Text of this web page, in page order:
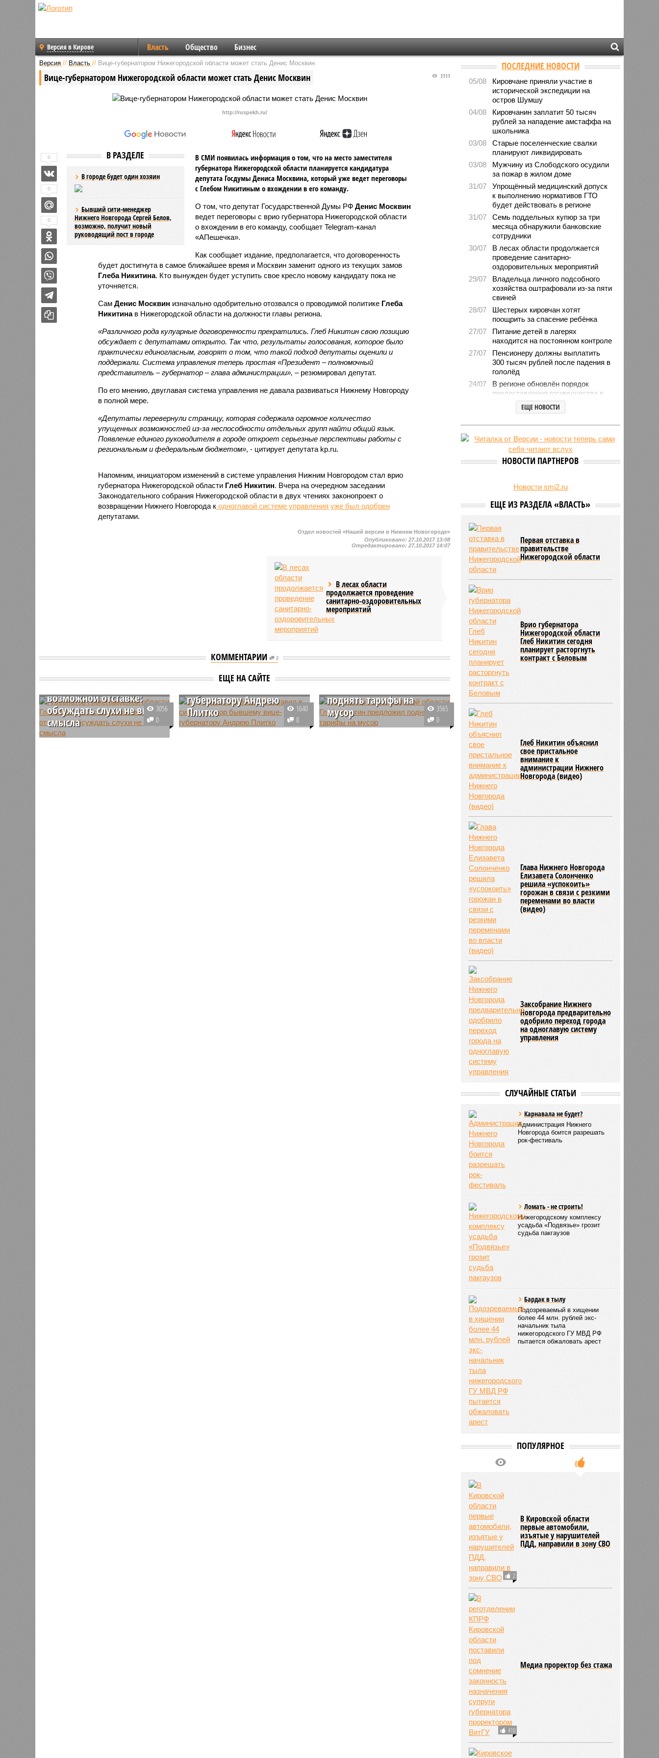
Версия в Кирове Власть Общество Бизнес
Версия // Власть // Вице-губернатором Нижегородской области может стать Денис Москвин
Вице-губернатором Нижегородской области может стать Денис Москвин 3111
http://ruspekh.ru/
В РАЗДЕЛЕ
В городе будет один хозяин
Бывший сити-менеджер
Нижнего Новгорода Сергей Белов,
возможно, получит новый
руководящий пост в городе
В СМИ появилась информация о том, что на место заместителя
губернатора Нижегородской области планируется кандидатура
депутата Госдумы Дениса Москвина, который уже ведет переговоры
с Глебом Никитиным о вхождении в его команду.
О том, что депутат Государственной Думы РФ Денис Москвин
ведет переговоры с врио губернатора Нижегородской области
о вхождении в его команду, сообщает Telegram-канал
«АПешечка».
Как сообщает издание, предполагается, что договоренность
будет достигнута в самое ближайшее время и Москвин заменит одного из текущих замов
Глеба Никитина. Кто вынужден будет уступить свое кресло новому кандидату пока не
уточняется.
Сам Денис Москвин изначально одобрительно отозвался о проводимой политике Глеба
Никитинав Нижегородской области на должности главы региона.
«Различного рода кулуарные договоренности прекратились. Глеб Никитин свою позицию
обсуждает с депутатами открыто. Так что, результаты голосования, которое было
практически единогласным, говорят о том, что такой подход депутаты оценили и
поддержали. Система управления теперь простая «Президент – полномочный
представитель – губернатор – глава администрации», – резюмировал депутат.
По его мнению, двуглавая система управления не давала развиваться Нижнему Новгороду
в полной мере.
«Депутаты перевернули страницу, которая содержала огромное количество
упущенных возможностей из-за неспособности отдельных групп найти общий язык.
Появление единого руководителя в городе откроет серьезные перспективы работы с
региональным и федеральным бюджетом», - цитирует депутата kp.ru.
Напомним, инициатором изменений в системе управления Нижним Новгородом стал врио
губернатора Нижегородской области Глеб Никитин. Вчера на очередном заседании
Законодательного собрания Нижегородской области в двух чтениях законопроект о
возвращении Нижнего Новгорода кодноглавой системе управления уже был одобрен
депутатами.
0
0
0
Отдел новостей «Нашей версии в Нижнем Новогороде»
Опубликовано:27.10.2017 13:08
Отредактировано:27.10.2017 14:07
В лесах области
продолжается проведение
санитарно-оздоровительных
мероприятий
КОММЕНТАРИИ 0
ЕЩЕ НА САЙТЕ
Губернатор
Глеб Никитин о своей
возможной отставке:
обсуждать слухи не вижу
смысла
Губернатор Нижегородской
3056
0
Суд Кировской области
оставил в силе приговор
бывшему вице-
губернатору Андрею
Плитко
Осужденный за взятки бывший
1640
0
Губернатор
Нижегородской области
поднять тарифы на
мусор
Рабочая группа, возглавляемая
3565
0
ПОСЛЕДНИЕ НОВОСТИ
05/08
Кировчане приняли участие в
исторической экспедиции на
остров Шумшу
04/08
Кировчанин заплатит 50 тысяч
рублей за нападение амстаффа на
школьника
03/08
Старые поселенческие свалки
планируют ликвидировать
03/08
Мужчину из Слободского осудили
за пожар в жилом доме
31/07
Упрощённый медицинский допуск
к выполнению нормативов ГТО
будет действовать в регионе
31/07
Семь поддельных купюр за три
месяца обнаружили банковские
сотрудники
30/07
В лесах области продолжается
проведение санитарно-
оздоровительных мероприятий
29/07
Владельца личного подсобного
хозяйства оштрафовали из-за пяти
свиней
28/07
Шестерых кировчан хотят
поощрить за спасение ребёнка
27/07
Питание детей в лагерях
находится на постоянном контроле
27/07
Пенсионеру должны выплатить
300 тысяч рублей после падения в
гололёд
24/07
В регионе обновлён порядок
предоставления госимущества в
аренду
Гострудинспекция выявила
нарушения после несчастного
Режим работы местных детских
садов собираются продлить
бабушкам
ЕЩЕ НОВОСТИ
НОВОСТИ ПАРТНЕРОВ
Новости smi2.ru
ЕЩЕ ИЗ РАЗДЕЛА «ВЛАСТЬ»
Первая отставка в
правительстве
Нижегородской области
Врио губернатора
Нижегородской области
Глеб Никитин сегодня
планирует расторгнуть
контракт с Беловым
Глеб Никитин объяснил
свое пристальное
внимание к
администрации Нижнего
Новгорода (видео)
Глава Нижнего Новгорода
Елизавета Солонченко
решила «успокоить»
горожан в связи с резкими
переменами во власти
(видео)
Заксобрание Нижнего
Новгорода предварительно
одобрило переход города
на одноглавую систему
управления
СЛУЧАЙНЫЕ СТАТЬИ
Карнавала не будет?
Администрация Нижнего
Новгорода боится разрешать
рок-фестиваль
Ломать - не строить!
Нижегородскому комплексу
усадьба «Подвязье» грозит
судьба пакгаузов
Бардак в тылу
Подозреваемый в хищении
более 44 млн. рублей экс-
начальник тыла
нижегородского ГУ МВД РФ
пытается обжаловать арест
ПОПУЛЯРНОЕ
2
В Кировской области
первые автомобили,
изъятые у нарушителей
ПДД, направили в зону СВО
410
Медиа проректор без стажа